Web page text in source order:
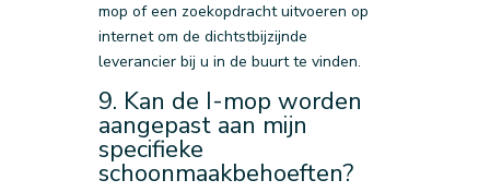
mop of een zoekopdracht uitvoeren op
internet om de dichtstbijzijnde
leverancier bij u in de buurt te vinden.
9. Kan de I-mop worden
aangepast aan mijn
specifieke
schoonmaakbehoeften?